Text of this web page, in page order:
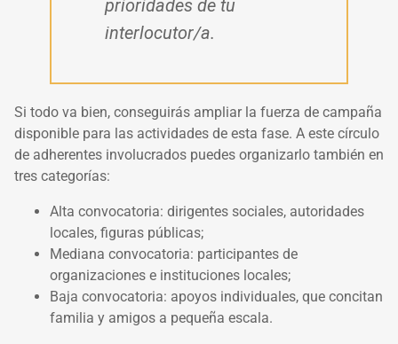
prioridades de tu
interlocutor/a.
Si todo va bien, conseguirás ampliar la fuerza de campaña
disponible para las actividades de esta fase. A este círculo
de adherentes involucrados puedes organizarlo también en
tres categorías:
Alta convocatoria: dirigentes sociales, autoridades
locales, figuras públicas;
Mediana convocatoria: participantes de
organizaciones e instituciones locales;
Baja convocatoria: apoyos individuales, que concitan
familia y amigos a pequeña escala.